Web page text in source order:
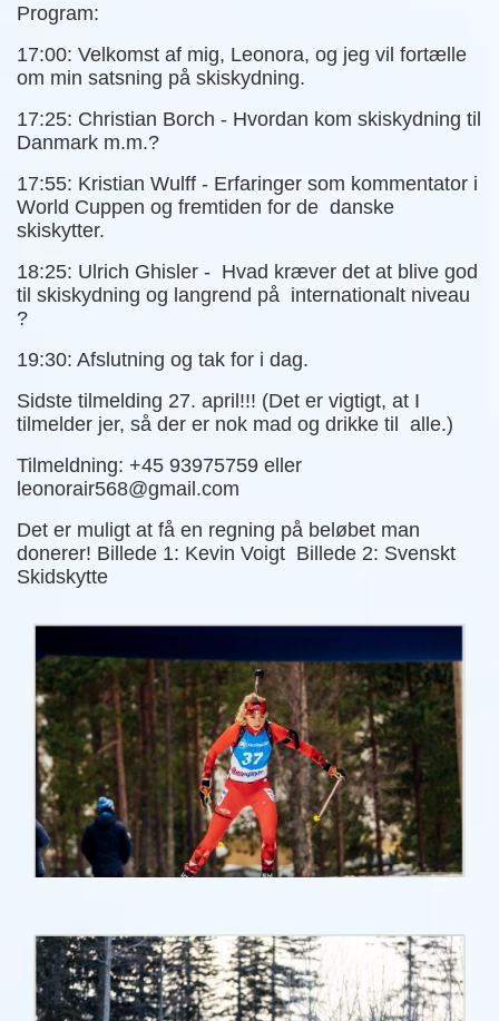
Program:
17:00: Velkomst af mig, Leonora, og jeg vil fortælle
om min satsning på skiskydning.
17:25: Christian Borch - Hvordan kom skiskydning til
Danmark m.m.?
17:55: Kristian Wulff - Erfaringer som kommentator i
World Cuppen og fremtiden for de danske
skiskytter.
18:25: Ulrich Ghisler - Hvad kræver det at blive god
til skiskydning og langrend på internationalt niveau
?
19:30: Afslutning og tak for i dag.
Sidste tilmelding 27. april!!! (Det er vigtigt, at I
tilmelder jer, så der er nok mad og drikke til alle.)
Tilmeldning: +45 93975759 eller
leonorair568@gmail.com
Det er muligt at få en regning på beløbet man
donerer! Billede 1: Kevin Voigt Billede 2: Svenskt
Skidskytte